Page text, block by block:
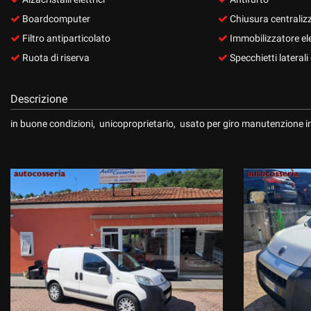
Boardcomputer
Filtro antiparticolato
Ruota di riserva
Chiusura
Immobilizzatore
Specchietti laterali
Descrizione
in buone condizioni, unicoproprietario, usato per giro manutenzione
questi
di
tracciamento
alla
cookie
policy.
modificare
le
tue
in
qualsiasi
momento.